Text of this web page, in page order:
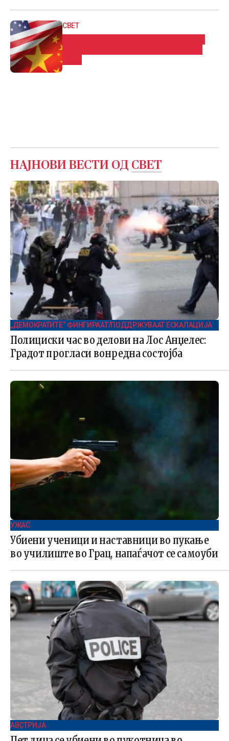
СВЕТ
Кина се спротивстави на планот на
НАЈНОВИ ВЕСТИ ОД СВЕТ
„ДЕМОКРАТИТЕ“ ФИНГИРААТ/ПОДДРЖУВААТ ЕСКАЛАЦИЈА
Полициски час во делови на Лос Анџелес:
Градот прогласи вонредна состојба
УЖАС
Убиени ученици и наставници во пукање
во училиште во Грац, напаѓачот се самоуби
АВСТРИЈА